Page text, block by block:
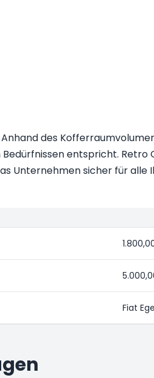
des
entspricht. Retro
Unternehmen sicher für alle
Fiat